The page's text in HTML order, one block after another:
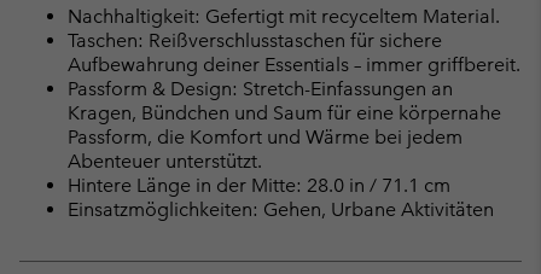
Nachhaltigkeit: Gefertigt mit recyceltem Material.
Taschen: Reißverschlusstaschen für sichere
Aufbewahrung deiner Essentials – immer griffbereit.
Passform & Design: Stretch-Einfassungen an
Kragen, Bündchen und Saum für eine körpernahe
Passform, die Komfort und Wärme bei jedem
Abenteuer unterstützt.
Hintere Länge in der Mitte: 28.0 in / 71.1 cm
Einsatzmöglichkeiten: Gehen, Urbane Aktivitäten